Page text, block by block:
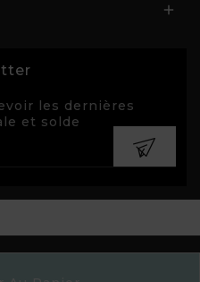

les dernières
et solde